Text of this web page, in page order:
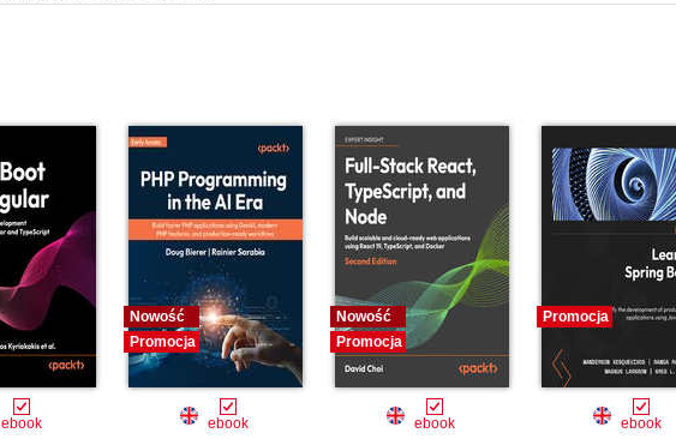
ebook
Nowość
Promocja
ebook
Nowość
Promocja
ebook
Promocja
ebook